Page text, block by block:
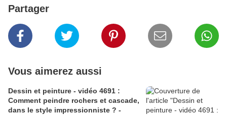
Partager
Vous aimerez aussi
Dessin et peinture - vidéo 4691 :
Comment peindre rochers et cascade,
dans le style impressionniste ? -